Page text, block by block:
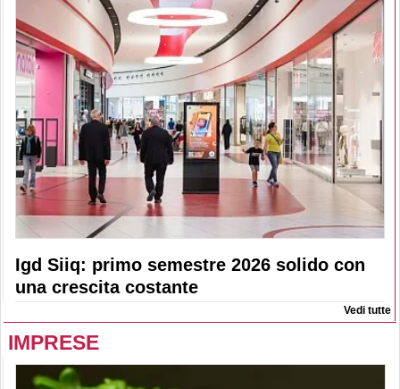
Igd Siiq: primo semestre 2026 solido con
una crescita costante
Vedi tutte
IMPRESE